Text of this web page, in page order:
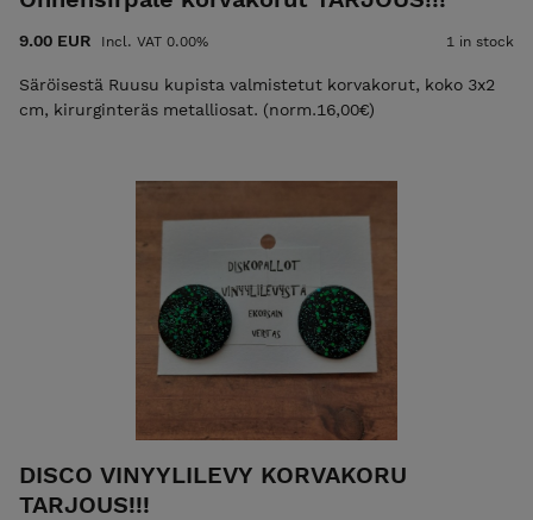
9.00 EUR Incl. VAT 0.00% 1 in stock
Säröisestä Ruusu kupista valmistetut korvakorut, koko 3x2
cm, kirurginteräs metalliosat. (norm.16,00€)
DISCO VINYYLILEVY KORVAKORU
TARJOUS!!!